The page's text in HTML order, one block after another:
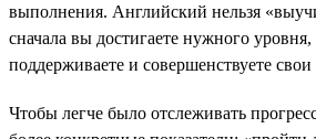
выполнения. Английский нельзя
сначала вы достигаете нужного уровня,
поддерживаете и совершенствуете свои
Чтобы легче было отслеживать